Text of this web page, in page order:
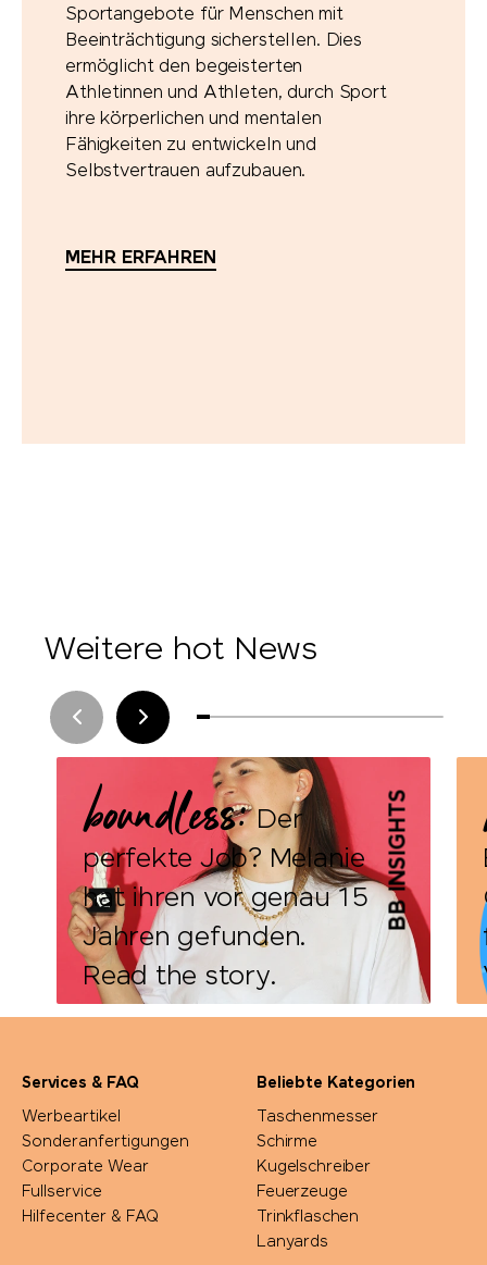
Sportangebote für Menschen mit
Beeinträchtigung sicherstellen. Dies
ermöglicht den begeisterten
Athletinnen und Athleten, durch Sport
ihre körperlichen und mentalen
Fähigkeiten zu entwickeln und
Selbstvertrauen aufzubauen.
MEHR ERFAHREN
Weitere hot News
boundless:Der
perfekte Job? Melanie
hat ihren vor genau 15
Jahren gefunden.
Read the story.
DETAILS
BB INSIGHTS
Services & FAQ
Werbeartikel
Sonderanfertigungen
Corporate Wear
Fullservice
Hilfecenter & FAQ
Beliebte Kategorien
Taschenmesser
Schirme
Kugelschreiber
Feuerzeuge
Trinkflaschen
Lanyards